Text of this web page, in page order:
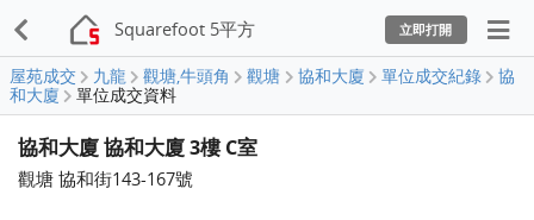
Squarefoot 5平方 立即打開
屋苑成交 九龍 觀塘,牛頭角 觀塘 協和大廈 單位成交紀錄
協
和大廈
單位成交資料
協和大廈 協和大廈 3樓 C室
觀塘 協和街143-167號